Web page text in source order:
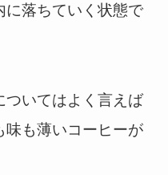
に落ちていく状態で
ついてはよく言えば
味も薄いコーヒーが